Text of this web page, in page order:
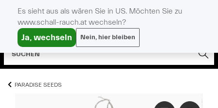
PARADISE SEEDS
Es sieht aus als wären Sie in US. Möchten Sie zu
www.schall-rauch.at wechseln?
Ja, wechseln Nein, hier bleiben